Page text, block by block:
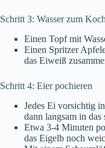
Schritt 3: Wasser zum
Einen Topf mit
Einen Spritzer
das Eiweiß
Schritt 4: Eier pochieren
Jedes Ei vorsichtig
dann langsam in das
Etwa 3-4 Minuten
das Eigelb noch